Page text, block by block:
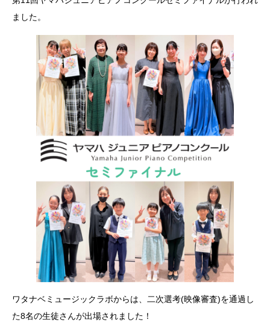
ました。
ワタナベミュージックラボからは、二次選考(映像審査)を通過し
た8名の生徒さんが出場されました！